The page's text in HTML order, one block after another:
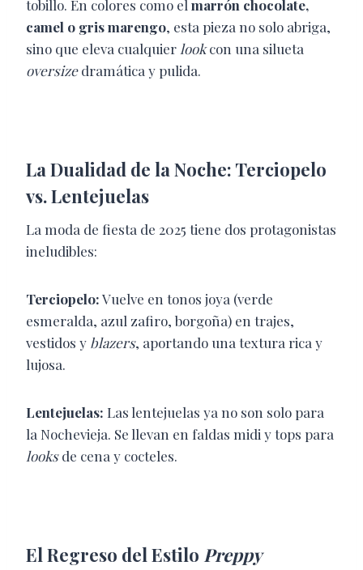
tobillo. En colores como el marrón chocolate,
camel o gris marengo, esta pieza no solo abriga,
sino que eleva cualquier lookcon una silueta
oversizedramática y pulida.
La Dualidad de la Noche: Terciopelo
vs. Lentejuelas
La moda de fiesta de 2025 tiene dos protagonistas
ineludibles:
Terciopelo:Vuelve en tonos joya (verde
esmeralda, azul zafiro, borgoña) en trajes,
vestidos y blazers, aportando una textura rica y
lujosa.
Lentejuelas: Las lentejuelas ya no son solo para
la Nochevieja. Se llevan en faldas midi y tops para
looksde cena y cocteles.
El Regreso del Estilo Preppy